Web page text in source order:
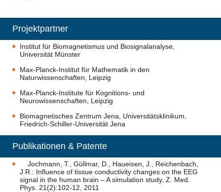
Projektpartner
Institut für Biomagnetismus und Biosignalanalyse,
Universität Münster
Max-Planck-Institut für Mathematik in den
Naturwissenschaften, Leipzig
Max-Planck-Institute für Kognitions- und
Neurowissenschaften, Leipzig
Biomagnetisches Zentrum Jena, Universitätsklinikum,
Friedrich-Schiller-Universität Jena
Publikationen & Patente
Jochmann, T., Güllmar, D., Haueisen, J., Reichenbach,
J.R.: Influence of tissue conductivity changes on the EEG
signal in the human brain – A simulation study, Z. Med.
Phys. 21(2):102-12, 2011